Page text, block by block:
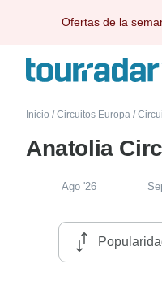
Ofertas de la
Inicio / Circuitos Europa /
Anatolia
Ago '26